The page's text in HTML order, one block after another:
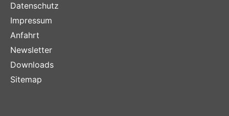
Datenschutz
Impressum
Anfahrt
Newsletter
Downloads
Sitemap